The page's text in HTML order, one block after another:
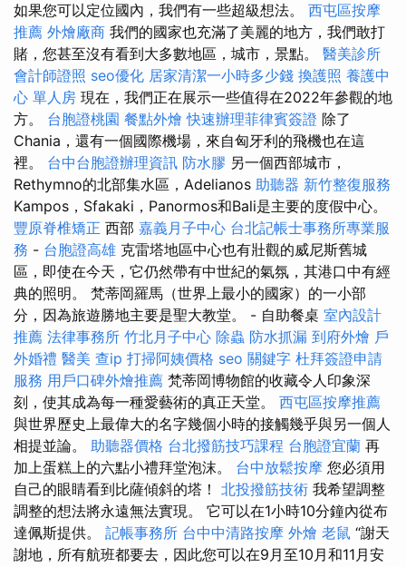
如果您可以定位國內，我們有一些超級想法。 西屯區按摩
推薦 外燴廠商 我們的國家也充滿了美麗的地方，我們敢打
賭，您甚至沒有看到大多數地區，城市，景點。 醫美診所
會計師證照 seo優化 居家清潔一小時多少錢 換護照 養護中
心 單人房 現在，我們正在展示一些值得在2022年參觀的地
方。 台胞證桃園 餐點外燴 快速辦理菲律賓簽證 除了
Chania，還有一個國際機場，來自匈牙利的飛機也在這
裡。 台中台胞證辦理資訊 防水膠 另一個西部城市，
Rethymno的北部集水區，Adelianos 助聽器 新竹整復服務
Kampos，Sfakaki，Panormos和Bali是主要的度假中心。
豐原脊椎矯正 西部 嘉義月子中心 台北記帳士事務所專業服
務 - 台胞證高雄 克雷塔地區中心也有壯觀的威尼斯舊城
區，即使在今天，它仍然帶有中世紀的氣氛，其港口中有經
典的照明。 梵蒂岡羅馬（世界上最小的國家）的一小部
分，因為旅遊勝地主要是聖大教堂。 - 自助餐桌 室內設計
推薦 法律事務所 竹北月子中心 除蟲 防水抓漏 到府外燴 戶
外婚禮 醫美 查ip 打掃阿姨價格 seo 關鍵字 杜拜簽證申請
服務 用戶口碑外燴推薦 梵蒂岡博物館的收藏令人印象深
刻，使其成為每一種愛藝術的真正天堂。 西屯區按摩推薦
與世界歷史上最偉大的名字幾個小時的接觸幾乎與另一個人
相提並論。 助聽器價格 台北撥筋技巧課程 台胞證宜蘭 再
加上蛋糕上的六點小禮拜堂泡沫。 台中放鬆按摩 您必須用
自己的眼睛看到比薩傾斜的塔！ 北投撥筋技術 我希望調整
調整的想法將永遠無法實現。 它可以在1小時10分鐘內從布
達佩斯提供。 記帳事務所 台中中清路按摩 外燴 老鼠 “謝天
謝地，所有航班都要去，因此您可以在9月至10月和11月安